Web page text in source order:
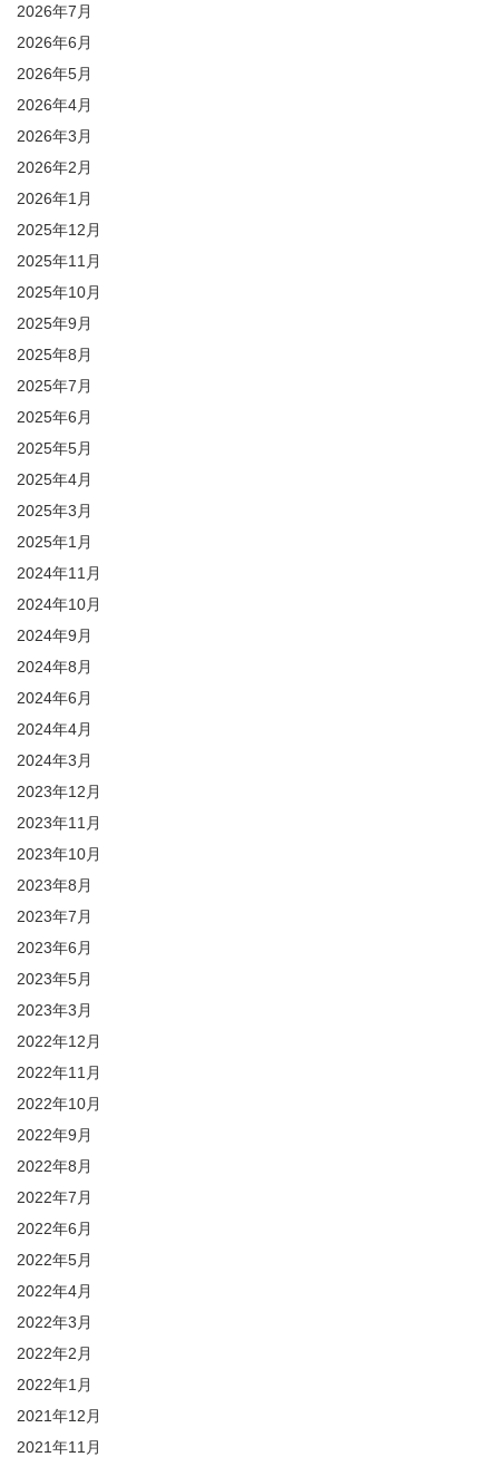
2026年7月
2026年6月
2026年5月
2026年4月
2026年3月
2026年2月
2026年1月
2025年12月
2025年11月
2025年10月
2025年9月
2025年8月
2025年7月
2025年6月
2025年5月
2025年4月
2025年3月
2025年1月
2024年11月
2024年10月
2024年9月
2024年8月
2024年6月
2024年4月
2024年3月
2023年12月
2023年11月
2023年10月
2023年8月
2023年7月
2023年6月
2023年5月
2023年3月
2022年12月
2022年11月
2022年10月
2022年9月
2022年8月
2022年7月
2022年6月
2022年5月
2022年4月
2022年3月
2022年2月
2022年1月
2021年12月
2021年11月